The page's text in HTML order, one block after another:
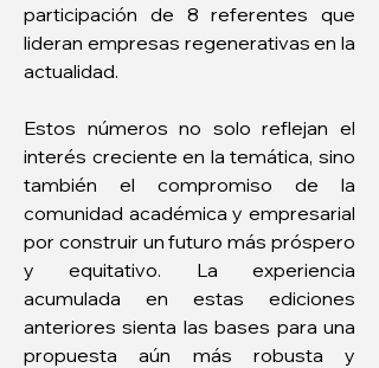
participación de 8 referentes que
lideran empresas regenerativas en la
actualidad.
Estos números no solo reflejan el
interés creciente en la temática, sino
también el compromiso de la
comunidad académica y empresarial
por construir un futuro más próspero
y equitativo. La experiencia
acumulada en estas ediciones
anteriores sienta las bases para una
propuesta aún más robusta y